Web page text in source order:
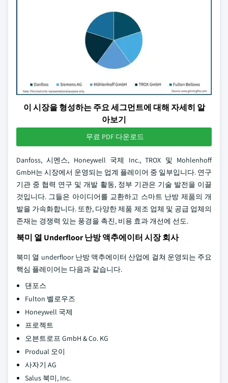
이 시장을 형성하는 주요 세그먼트에 대해 자세히 알
아보기
무료 PDF 다운로드
Danfoss, 시멘스, Honeywell 국제 Inc., TROX 및 Mohlenhoff
GmbH는 시장에서 운영되는 업계 플레이어 중 일부입니다. 연구
기관 중 협력 연구 및 개발 활동, 정부 기관은 기술 발전을 이끌
것입니다. 그들은 아이디어를 교환하고 스마트 난방 제품의 개
발을 가속화합니다. 또한, 다양한 제품 제조 업체 및 공급 업체의
존재는 경쟁력 있는 풍경을 촉진, 비용 효과 개선에 선도.
북미 열 Underfloor 난방 액추에이터 시장 회사
북미 열 underfloor 난방 액추에이터 산업에 걸쳐 운영되는 주요
핵심 플레이어는 다음과 같습니다.
댄포스
Fulton 벨로우즈
Honeywell 국제
프로젝트
오븐트로프 GmbH & Co. KG
Produal 오이
사자기 AG
Salus 북미, Inc.